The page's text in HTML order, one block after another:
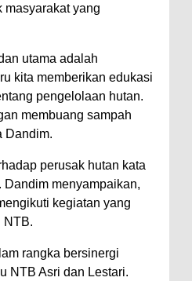
Pertanggungjawaban
APBD Kota Bima
Upacara HUT
Ke-80, Kapolres
Jadikan Tugas Sebagai
Kepercayaan Rakyat
HUT Bhayangkara Ke-80,
Bima Pimpin Kenaikan
42 Personel
Polres Bima Bantu
masyarakat yang
utama adalah
kita memberikan edukasi
pengelolaan hutan.
membuang sampah
Dandim.
perusak hutan kata
menyampaikan,
kegiatan yang
NTB.
rangka bersinergi
NTB Asri dan Lestari.